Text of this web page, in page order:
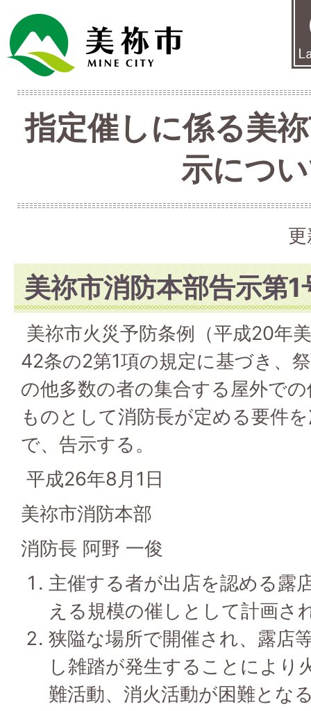
指定催しに係る美
示につ
美祢市消防本部告示第1
美祢市火災予防条例（平成20年
42条の2第1項の規定に基づき、
の他多数の者の集合する屋外で
ものとして消防長が定める要件
で、告示する。
平成26年8月1日
美祢市消防本部
消防長 阿野 一俊
主催する者が出店を認める露
える規模の催しとして計画さ
狭隘な場所で開催され、露店
し雑踏が発生することにより
難活動、消火活動が困難とな